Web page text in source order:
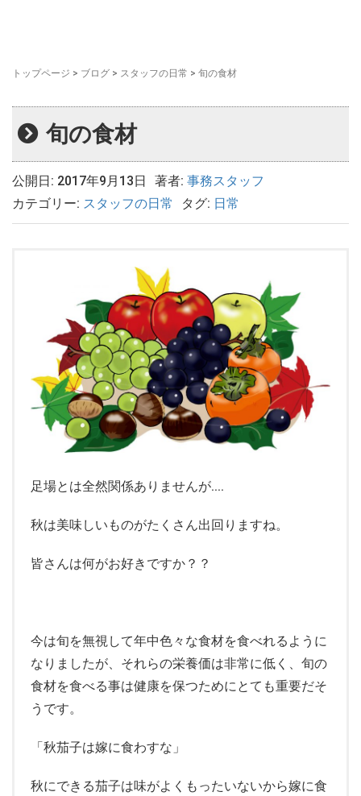
トップページ > ブログ > スタッフの日常 > 旬の食材
旬の食材
公開日: 2017年9月13日 著者: 事務スタッフ
カテゴリー: スタッフの日常 タグ: 日常
足場とは全然関係ありませんが‥‥
秋は美味しいものがたくさん出回りますね。
皆さんは何がお好きですか？？
今は旬を無視して年中色々な食材を食べれるように
なりましたが、それらの栄養価は非常に低く、旬の
食材を食べる事は健康を保つためにとても重要だそ
うです。
「秋茄子は嫁に食わすな」
秋にできる茄子は味がよくもったいないから嫁に食